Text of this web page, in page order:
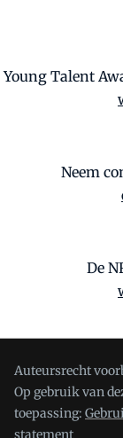
Young Talent
Neem
De
Auteursrecht
Op gebruik van
toepassing:
statement